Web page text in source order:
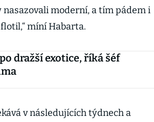
moderní, a tím pádem i
míní Habarta.
dražší exotice, říká šéf
v následujících týdnech a